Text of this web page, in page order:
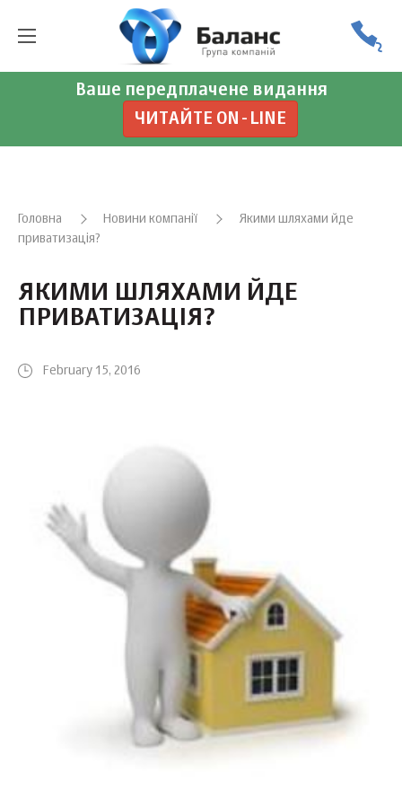
Ваше передплачене видання
ЧИТАЙТЕ ON-LINE
Головна Новини компанії
Якими шляхами йде
приватизація?
ЯКИМИ ШЛЯХАМИ ЙДЕ
ПРИВАТИЗАЦІЯ?
February 15, 2016